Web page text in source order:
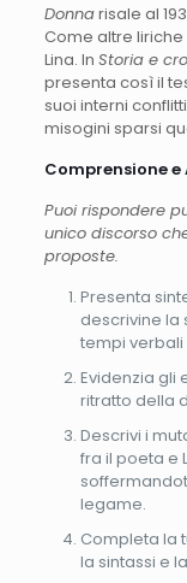
Donnarisale al
Come altre
Lina. In Storia e
presenta così il
suoi interni
misogini sparsi
Comprensione e
Puoi rispondere
unico discorso
proposte.
Presenta
descrivine la
tempi verbali
Evidenzia gli
ritratto della
Descrivi i
fra il poeta e
legame.
Completa la
la sintassi e